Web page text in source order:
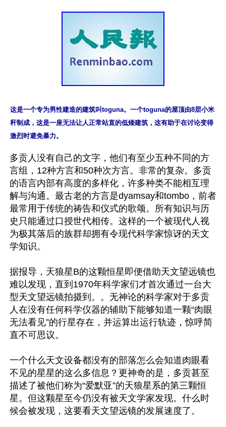
这是一个专为男性建造的建筑叫toguna。一个toguna的屋顶由8层小米
秆制成，这是一座无法让人正常站直的低矮建筑，这有助于在讨论变得
激烈时避免暴力。
多贡人没有自己的文字，他们有至少五种不同的方
言组，12种方言和50种次方言。非常的复杂。多贡
的语言内部有高度的多样化，许多种类不能相互理
解与沟通。最古老的方言是dyamsay和tombo，前者
最常用于传统的祷告和仪式的歌颂。所有知识与历
史只能通过口授世代相传。这样的一个被现代人视
为极其落后的族群却拥有令现代科学家惊讶的天文
学知识。
据报导，天狼星B的这颗恒星即便借助天文望远镜也
难以发现，直到1970年科学家们才首次通过一台大
型天文望远镜拍摄到。。无神论的科学家对于多贡
人在没有任何科学仪器的辅助下能够知道一颗“肉眼
无法看见”的行星存在，并运算出运行轨迹，惊呼简
直不可思议。
一个什么天文设备都没有的部落怎么会知道肉眼看
不见的星星的这么多信息？更神奇的是，多贡甚至
描述了被他们称为“爱默亚”的天狼星系的第三颗恒
星。但这颗星至今仍没有被天文学家发现。什么时
候会被发现，这要看天文望远镜的发展速度了。